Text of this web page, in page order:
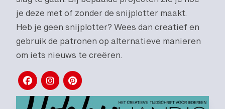
je deze met of zonder de snijplotter maakt.
Heb je geen snijplotter? Wees dan creatief en
gebruik de patronen op alternatieve manieren
om iets nieuws te creëren.